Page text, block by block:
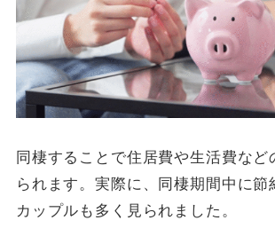
同棲することで住居費や生活費など
られます。実際に、同棲期間中に節
カップルも多く見られました。